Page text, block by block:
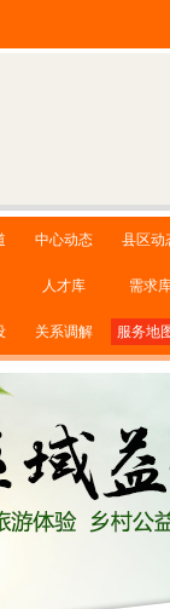
中心动态 县区动
人才库 需求
关系调解 服务地